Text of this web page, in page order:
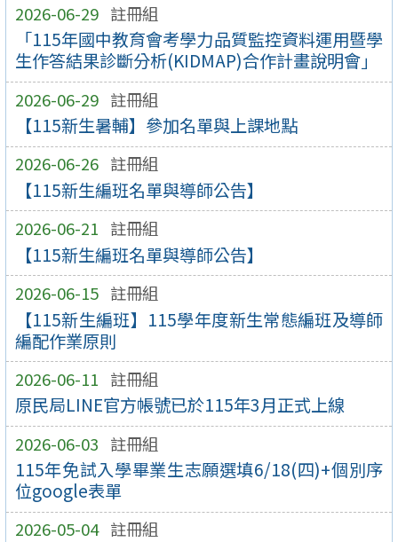
2026-06-29 註冊組
「115年國中教育會考學力品質監控資料運用暨學
生作答結果診斷分析(KIDMAP)合作計畫說明會」
2026-06-29 註冊組
【115新生暑輔】參加名單與上課地點
2026-06-26 註冊組
【115新生編班名單與導師公告】
2026-06-21 註冊組
【115新生編班名單與導師公告】
2026-06-15 註冊組
【115新生編班】115學年度新生常態編班及導師
編配作業原則
2026-06-11 註冊組
原民局LINE官方帳號已於115年3月正式上線
2026-06-03 註冊組
115年免試入學畢業生志願選填6/18(四)+個別序
位google表單
2026-05-04 註冊組